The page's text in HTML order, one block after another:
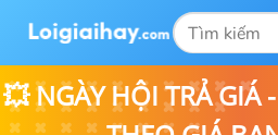
💥 NGÀY HỘI TRẢ GIÁ